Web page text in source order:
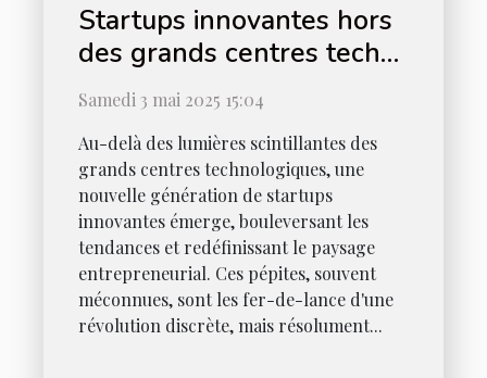
Startups innovantes hors
des grands centres tech
découvrez les nouvelles
pépites
Samedi 3 mai 2025 15:04
Au-delà des lumières scintillantes des
grands centres technologiques, une
nouvelle génération de startups
innovantes émerge, bouleversant les
tendances et redéfinissant le paysage
entrepreneurial. Ces pépites, souvent
méconnues, sont les fer-de-lance d'une
révolution discrète, mais résolument...